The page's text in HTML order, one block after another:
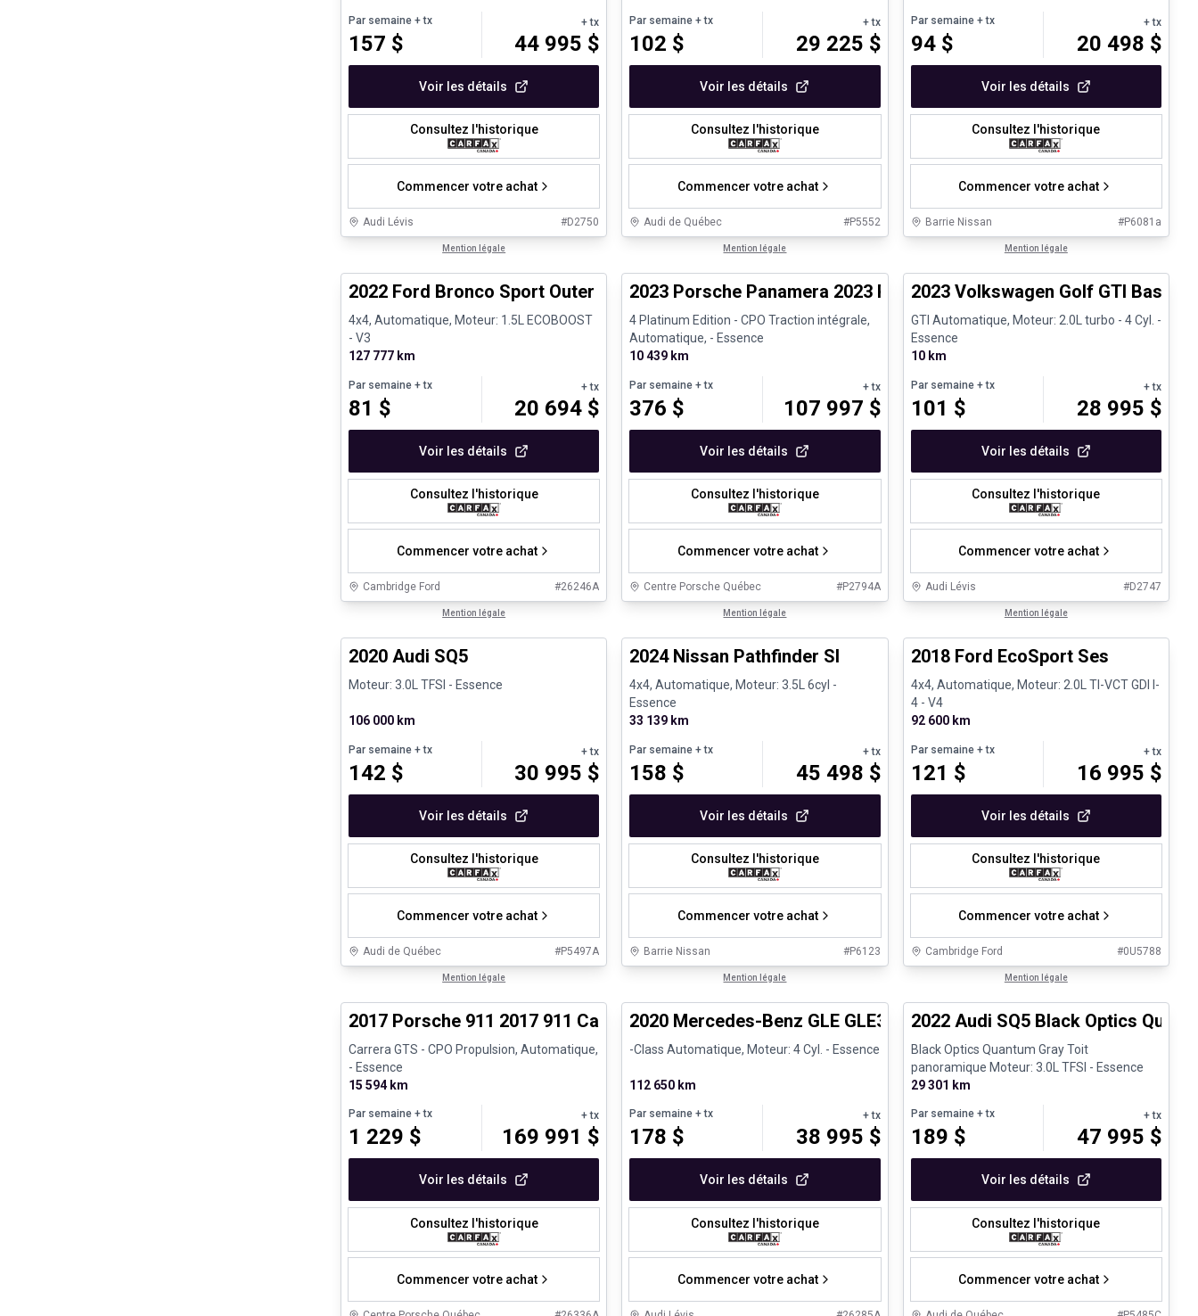
Par semaine + tx
157 $
+ tx
44 995 $
Voir les détails
Consultez l'historique
Commencer votre achat
Audi Lévis #D2750
Mention légale
Par semaine + tx
102 $
+ tx
29 225 $
Voir les détails
Consultez l'historique
Commencer votre achat
Audi de Québec #P5552
Mention légale
Par semaine+ tx
94 $
+ tx
20 498 $
Voir les détails
Consultez l'historique
Commencer votre achat
Barrie Nissan #P6081a
Mention légale
Très bonne offre
2022 Ford Bronco Sport Outer Banks
4x4, Automatique, Moteur: 1.5L ECOBOOST
- V3
127 777 km
Par semaine + tx
81 $
+ tx
20 694 $
Voir les détails
Consultez l'historique
Commencer votre achat
Cambridge Ford #26246A
Mention légale
Véhicules d'occasion certifiés
2023 Porsche Panamera 2023 Panamera 4 Platinum Edition - CPO
4 Platinum Edition - CPO Traction intégrale,
Automatique, - Essence
10 439 km
Par semaine + tx
376 $
+ tx
107 997 $
Voir les détails
Consultez l'historique
Commencer votre achat
Centre Porsche Québec #P2794A
Mention légale
Très bonne offre
2023 Volkswagen Golf GTI Base
GTI Automatique, Moteur: 2.0L turbo - 4 Cyl. -
Essence
10 km
Par semaine+ tx
101 $
+ tx
28 995 $
Voir les détails
Consultez l'historique
Commencer votre achat
Audi Lévis #D2747
Mention légale
Très bonne offre
2020 Audi SQ5
Moteur: 3.0L TFSI - Essence
106 000 km
Par semaine + tx
142 $
+ tx
30 995 $
Voir les détails
Consultez l'historique
Commencer votre achat
Audi de Québec #P5497A
Mention légale
Véhicules d'occasion certifiés
2024 Nissan Pathfinder Sl
4x4, Automatique, Moteur: 3.5L 6cyl -
Essence
33 139 km
Par semaine + tx
158 $
+ tx
45 498 $
Voir les détails
Consultez l'historique
Commencer votre achat
Barrie Nissan #P6123
Mention légale
Très bonne offre
2018 Ford EcoSport Ses
4x4, Automatique, Moteur: 2.0L TI-VCT GDI I-
4 - V4
92 600 km
Par semaine+ tx
121 $
+ tx
16 995 $
Voir les détails
Consultez l'historique
Commencer votre achat
Cambridge Ford #0U5788
Mention légale
Véhicules d'occasion certifiés
2017 Porsche 911 2017 911 Carrera GTS - CPO
Carrera GTS - CPO Propulsion, Automatique,
- Essence
15 594 km
Par semaine + tx
1 229 $
+ tx
169 991 $
Voir les détails
Consultez l'historique
Commencer votre achat
Très bonne offre
2020 Mercedes-Benz GLE GLE350
-Class Automatique, Moteur: 4 Cyl. - Essence
112 650 km
Par semaine + tx
178 $
+ tx
38 995 $
Voir les détails
Consultez l'historique
Commencer votre achat
Véhicules d'occasion certifiés
2022 Audi SQ5 Black Optics
Black Optics Quantum Gray Toit
panoramique Moteur: 3.0L TFSI - Essence
29 301 km
Par semaine+ tx
189 $
+ tx
47 995 $
Voir les détails
Consultez l'historique
Commencer votre achat